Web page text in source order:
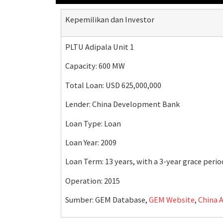
Kepemilikan dan Investor
PLTU Adipala Unit 1
Capacity: 600 MW
Total Loan: USD 625,000,000
Lender: China Development Bank
Loan Type: Loan
Loan Year: 2009
Loan Term: 13 years, with a 3-year grace
Operation: 2015
Sumber: GEM Database, GEM Website, China